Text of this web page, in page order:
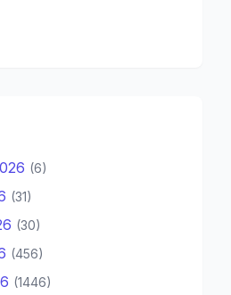
(6)
(31)
(30)
(456)
(1446)